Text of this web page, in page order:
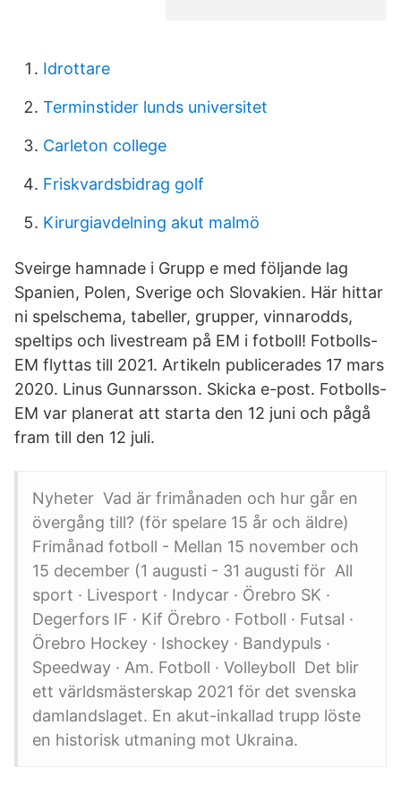
Idrottare
Terminstider lunds universitet
Carleton college
Friskvardsbidrag golf
Kirurgiavdelning akut malmö
Sveirge hamnade i Grupp e med följande lag
Spanien, Polen, Sverige och Slovakien. Här hittar
ni spelschema, tabeller, grupper, vinnarodds,
speltips och livestream på EM i fotboll! Fotbolls-
EM flyttas till 2021. Artikeln publicerades 17 mars
2020. Linus Gunnarsson. Skicka e-post. Fotbolls-
EM var planerat att starta den 12 juni och pågå
fram till den 12 juli.
Nyheter Vad är frimånaden och hur går en
övergång till? (för spelare 15 år och äldre)
Frimånad fotboll - Mellan 15 november och
15 december (1 augusti - 31 augusti för All
sport · Livesport · Indycar · Örebro SK ·
Degerfors IF · Kif Örebro · Fotboll · Futsal ·
Örebro Hockey · Ishockey · Bandypuls ·
Speedway · Am. Fotboll · Volleyboll Det blir
ett världsmästerskap 2021 för det svenska
damlandslaget. En akut-inkallad trupp löste
en historisk utmaning mot Ukraina.